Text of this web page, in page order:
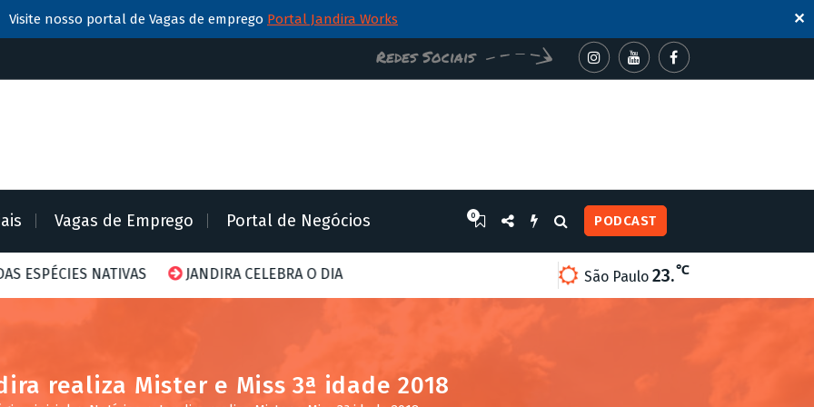
Visite nosso portal de Vagas de emprego Portal Jandira Works ✕
Redes Sociais
Vagas de Emprego Portal de Negócios 0 PODCAST
JANDIRA CELEBRA O DIA MUNDIAL DA ABELHA COM AÇÕES AMBIENTAIS E CONSCIENTIZAÇÃO NO PORTAL PEDRA
São Paulo 23.℃
realiza Mister e Miss 3ª idade 2018